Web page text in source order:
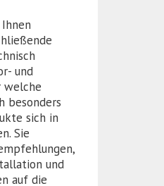
und
welche
besonders
sich in
Sie
und
auf die